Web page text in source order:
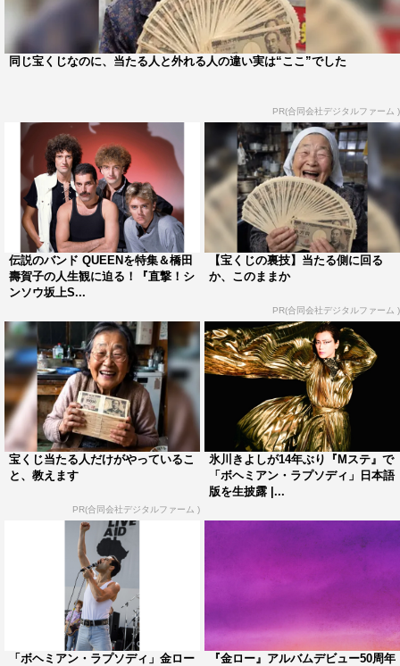
©テレビ朝日
同局の連ドラ初出演となったひょっこりはんは「今回の
ドラマが一番セリフが多かったので、オファーもうれしか
ったですし、ここは頑張らないと！という気持ちで臨みま
した」と気合十分で熱演。役作りのため「Queenを聞い
て、映画『ボヘミアン・ラプソディ』も見て、ロックンロ
ールの魂を持ってきました！」と明かし、「そんなロック
の魂を込めた、僕の即興の歌は見どころ。台本に『ロック
歌ってください』とあったんですけど、何歌うんだろうと
思っていたら、『既存の曲は使えないので何か歌ってくだ
さい』と言われ、それで奏でた“ひょっこりソング”です」
とアピールしている。
＜ひょっこりはん コメント＞
これまでのドラマに比べて、今回が一番セリフが多かっ
たので、オファーもうれしかったですし、ここは頑張らな
いと！という気持ちで臨みました。初めてのバンドマン役
ということで、（ロックバンドの）Queenを聴いて、映画
『ボヘミアン・ラプソディ』も観て、ロックンロールの魂
を持って来ました！そんなロックの魂を込めた、僕の即興
の歌は見どころです。台本に「ロック歌ってください」と
あったんですけど、何歌うんだろうと思っていたら、「既
同じ宝くじなのに、当たる人と外れる人の違い実は“ここ”でした
PR(合同会社デジタルファーム )
伝説のバンド QUEENを特集＆橋田
壽賀子の人生観に迫る！『直撃！シ
ンソウ坂上S...
【宝くじの裏技】当たる側に回る
か、このままか
PR(合同会社デジタルファーム )
宝くじ当たる人だけがやっているこ
と、教えます
PR(合同会社デジタルファーム )
氷川きよしが14年ぶり『Mステ』で
「ボヘミアン・ラプソディ」日本語
版を生披露 |...
「ボヘミアン・ラプソディ」金ロー
『金ロー』アルバムデビュー50周年